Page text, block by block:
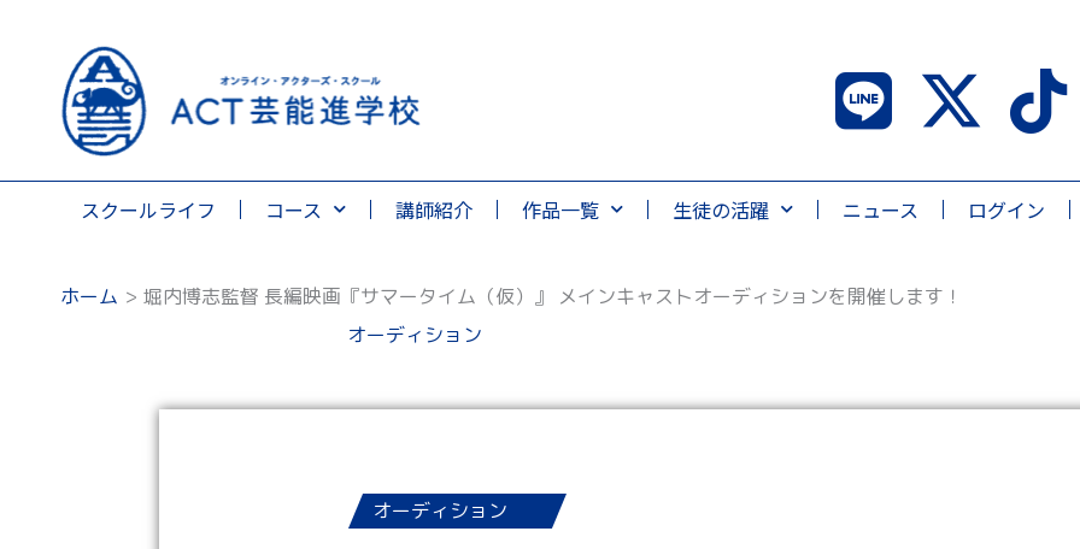
スクールライフ コース 講師紹介 作品一覧 生徒の活躍 ニュース ログイン
ホーム
堀内博志監督 長編映画『サマータイム（仮）』 メインキャストオーディションを開催します！
オーディション
オーディション